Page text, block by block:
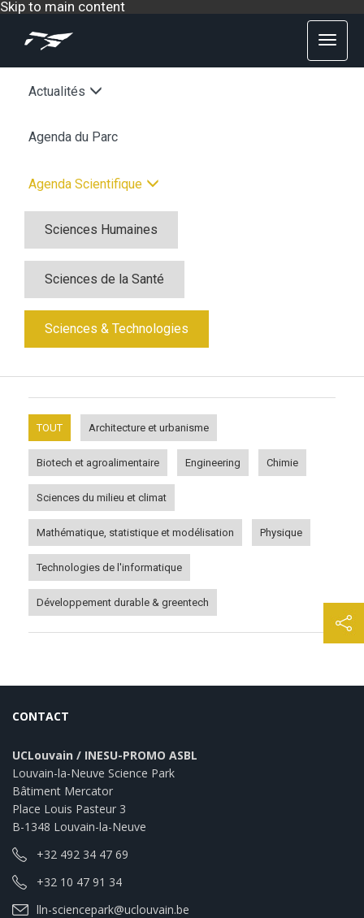
Skip to main content
Actualités
Agenda du Parc
Agenda Scientifique
Sciences Humaines
Sciences de la Santé
Sciences & Technologies
TOUT Architecture et urbanisme
Biotech et agroalimentaire Engineering Chimie
Sciences du milieu et climat
Mathématique, statistique et modélisation Physique
Technologies de l'informatique
Développement durable & greentech
CONTACT
UCLouvain / INESU-PROMO ASBL
Louvain-la-Neuve Science Park
Bâtiment Mercator
Place Louis Pasteur 3
B-1348 Louvain-la-Neuve
+32 492 34 47 69
+32 10 47 91 34
lln-sciencepark@uclouvain.be